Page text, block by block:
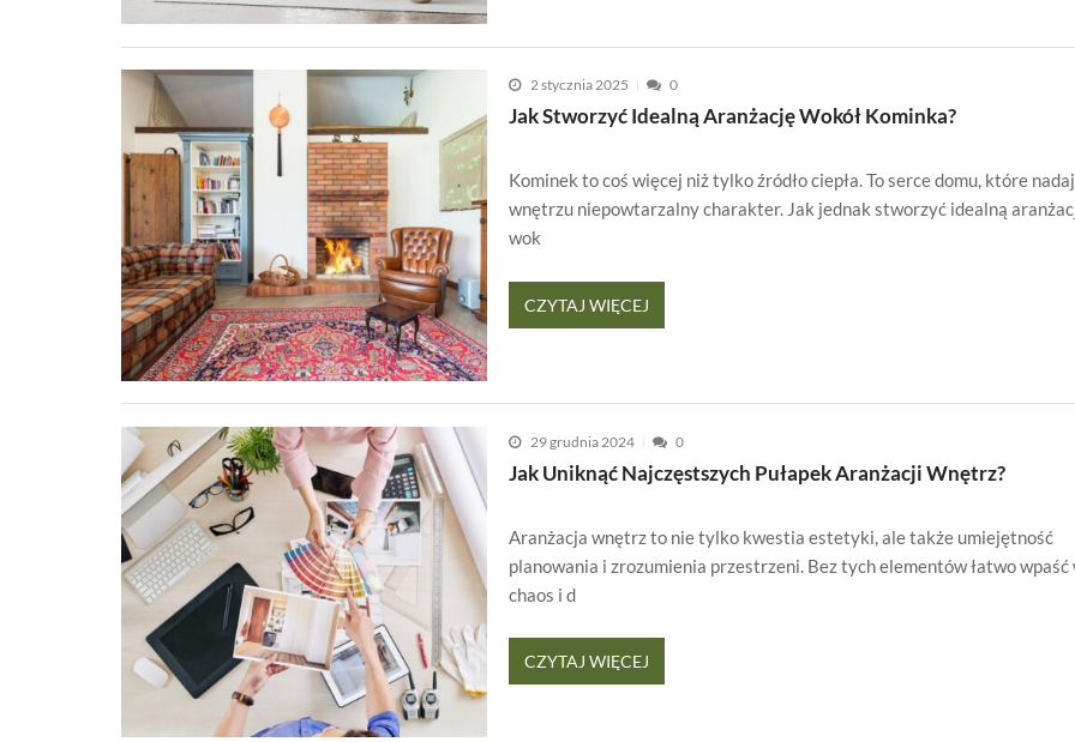
2 stycznia 2025 0
Jak Stworzyć Idealną Aranżację Wokół Kominka?
Kominek to coś więcej niż tylko źródło ciepła. To serce domu, które
wnętrzu niepowtarzalny charakter. Jak jednak stworzyć idealną
wok
CZYTAJ WIĘCEJ
29 grudnia 2024 0
Jak Uniknąć Najczęstszych Pułapek Aranżacji Wnętrz?
Aranżacja wnętrz to nie tylko kwestia estetyki, ale także umiejętność
planowania i zrozumienia przestrzeni. Bez tych elementów łatwo wpaść
chaos i d
CZYTAJ WIĘCEJ